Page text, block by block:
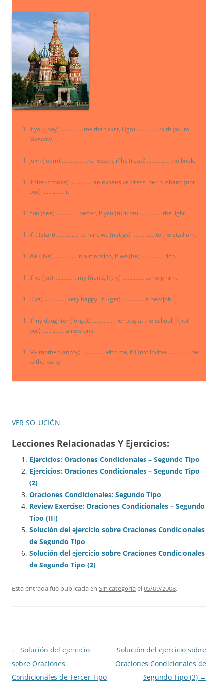
If you (pay) …………… me the ticket, I (go) …………… with you to
Moscow.
John (learn) …………… the lesson, if he (read) …………… the book.
If she (choose) …………… an expensive dress, her husband (not
buy) …………… it.
You (see) …………… better, if you (turn on) …………… the light.
If it (start) …………… to rain, we (not go) …………… to the stadium.
We (live) …………… in a mansion, if we (be) …………… rich.
If he (be) …………… my friend, I (try) …………… to help him.
I (be) …………… very happy, if I (get) …………… a new job.
If my daughter (forget) …………… her bag at the school, I (not
buy) …………… a new one.
My mother (annoy) …………… with me, if I (not invite) …………… her
to the party.
VER SOLUCIÓN
Lecciones Relacionadas Y Ejercicios:
Ejercicios: Oraciones Condicionales – Segundo Tipo
Ejercicios: Oraciones Condicionales – Segundo Tipo
(2)
Oraciones Condicionales: Segundo Tipo
Review Exercise: Oraciones Condicionales – Segundo
Tipo (III)
Solución del ejercicio sobre Oraciones Condicionales
de Segundo Tipo
Solución del ejercicio sobre Oraciones Condicionales
de Segundo Tipo (3)
Esta entrada fue publicada en Sin categoría el05/09/2008.
Navegación
de
entradas
← Solución del ejercicio
sobre Oraciones
Condicionales de Tercer Tipo
Solución del ejercicio sobre
Oraciones Condicionales de
Segundo Tipo (3) →